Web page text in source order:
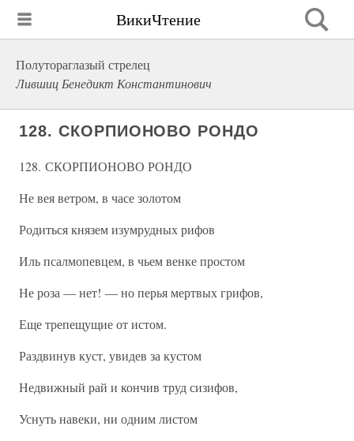
ВикиЧтение
Полутораглазый стрелец
Лившиц Бенедикт Константинович
128. СКОРПИОНОВО РОНДО
128. СКОРПИОНОВО РОНДО
Не вея ветром, в часе золотом
Родиться князем изумрудных рифов
Иль псалмопевцем, в чьем венке простом
Не роза — нет! — но перья мертвых грифов,
Еще трепещущие от истом.
Раздвинув куст, увидев за кустом
Недвижный рай и кончив труд сизифов,
Уснуть навеки, ни одним листом